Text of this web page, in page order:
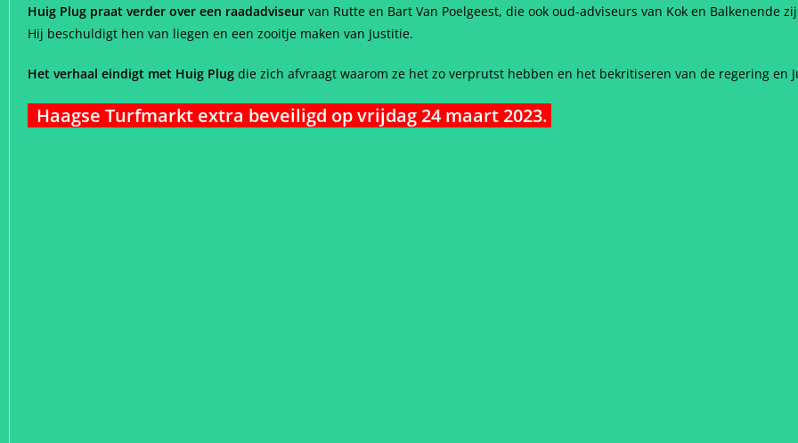
Huig Plug praat verder over een raadadviseur van Rutte en Bart Van Poelgeest, die ook oud-adviseurs van Kok en Balkenende
Hij beschuldigt hen van liegen en een zooitje maken van Justitie.
Het verhaal eindigt met Huig Plug die zich afvraagt waarom ze het zo verprutst hebben en het bekritiseren van de regering en
Haagse Turfmarkt extra beveiligd op vrijdag 24 maart 2023.